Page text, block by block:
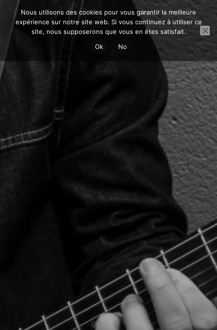
content
Nous utilisons des cookies pour vous garantir la meilleure
expérience sur notre site web. Si vous continuez à utiliser ce
site, nous supposerons que vous en êtes satisfait.
Ok
No